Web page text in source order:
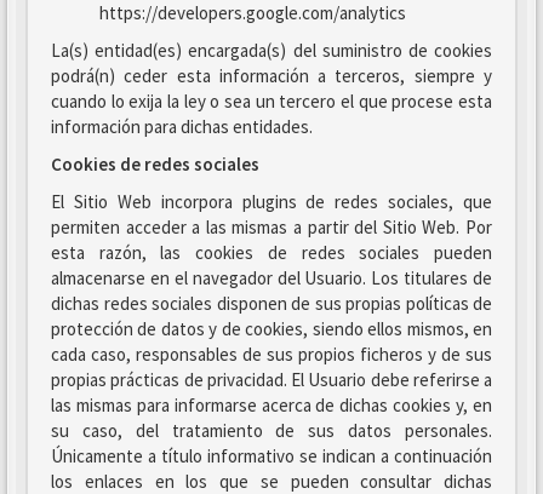
https://developers.google.com/analytics
La(s) entidad(es) encargada(s) del suministro de cookies
podrá(n) ceder esta información a terceros, siempre y
cuando lo exija la ley o sea un tercero el que procese esta
información para dichas entidades.
Cookies de redes sociales
El Sitio Web incorpora plugins de redes sociales, que
permiten acceder a las mismas a partir del Sitio Web. Por
esta razón, las cookies de redes sociales pueden
almacenarse en el navegador del Usuario. Los titulares de
dichas redes sociales disponen de sus propias políticas de
protección de datos y de cookies, siendo ellos mismos, en
cada caso, responsables de sus propios ficheros y de sus
propias prácticas de privacidad. El Usuario debe referirse a
las mismas para informarse acerca de dichas cookies y, en
su caso, del tratamiento de sus datos personales.
Únicamente a título informativo se indican a continuación
los enlaces en los que se pueden consultar dichas